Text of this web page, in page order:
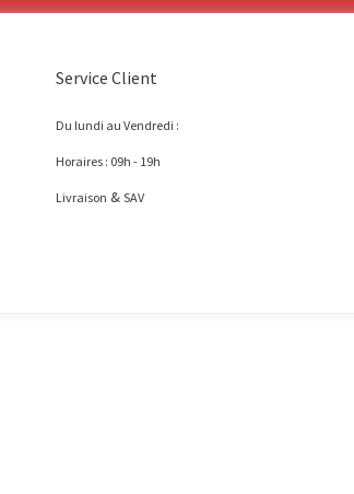
Service Client
Du lundi au Vendredi :
Horaires : 09h - 19h
Livraison &SAV